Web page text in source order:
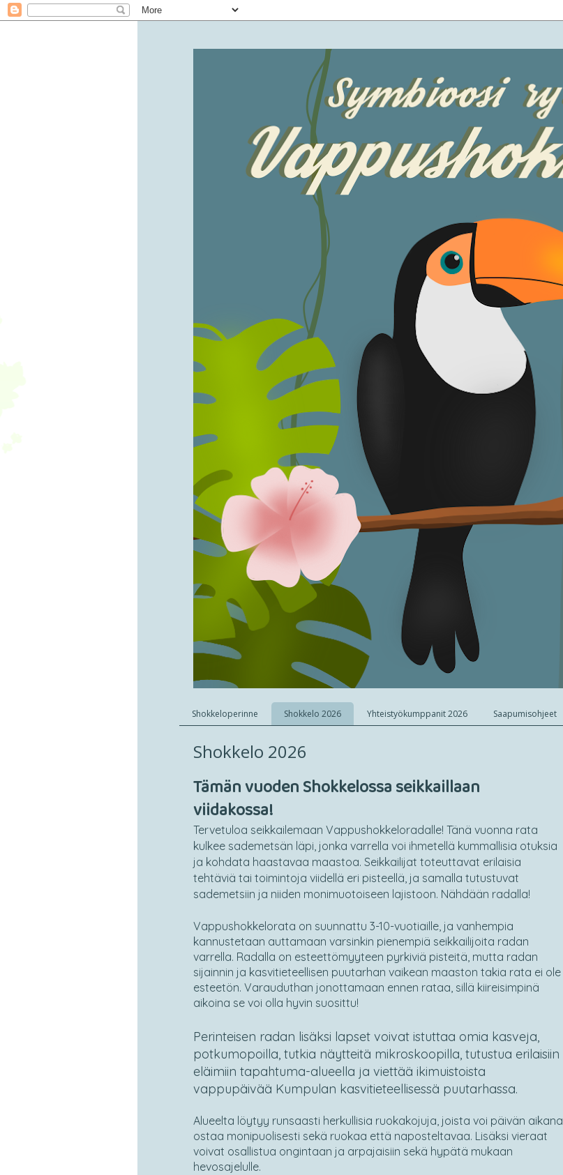
Shokkeloperinne Shokkelo 2026 Yhteistyökumppanit 2026 Saapumisohjeet
Shokkelo 2026
Tämän vuoden Shokkelossa seikkaillaan
viidakossa!
Tervetuloa seikkailemaan Vappushokkeloradalle! Tänä vuonna rata
kulkee sademetsän läpi, jonka varrella voi ihmetellä kummallisia otuksia
ja kohdata haastavaa maastoa. Seikkailijat toteuttavat erilaisia
tehtäviä tai toimintoja viidellä eri pisteellä, ja samalla tutustuvat
sademetsiin ja niiden monimuotoiseen lajistoon. Nähdään radalla!
Vappushokkelorata on suunnattu 3-10-vuotiaille, ja vanhempia
kannustetaan auttamaan varsinkin pienempiä seikkailijoita radan
varrella. Radalla on esteettömyyteen pyrkiviä pisteitä, mutta radan
sijainnin ja kasvitieteellisen puutarhan vaikean maaston takia rata ei ole
esteetön. Varauduthan jonottamaan ennen rataa, sillä kiireisimpinä
aikoina se voi olla hyvin suosittu!
Perinteisen radan lisäksi lapset voivat istuttaa omia kasveja,
potkumopoilla, tutkia näytteitä mikroskoopilla, tutustua erilaisiin
eläimiin tapahtuma-alueella ja viettää ikimuistoista
vappupäivää Kumpulan kasvitieteellisessä puutarhassa.
Alueelta löytyy runsaasti herkullisia ruokakojuja, joista voi päivän aikana
ostaa monipuolisesti sekä ruokaa että naposteltavaa. Lisäksi vieraat
voivat osallistua ongintaan ja arpajaisiin sekä hypätä mukaan
hevosajelulle.